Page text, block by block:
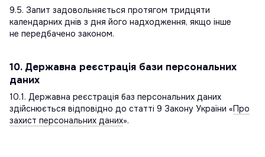
9.5. Запит задовольняється протягом тридцяти
календарних днів з дня його надходження, якщо інше
не передбачено законом.
10. Державна реєстрація бази персональних
даних
10.1. Державна реєстрація баз персональних даних
здійснюється відповідно до статті 9 Закону України «Про
захист персональних даних».